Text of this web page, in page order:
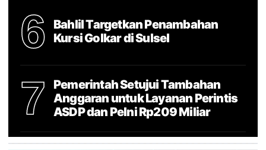
6
Bahlil Targetkan Penambahan
Kursi Golkar di Sulsel
7
Pemerintah Setujui Tambahan
Anggaran untuk Layanan Perintis
ASDP dan Pelni Rp209 Miliar